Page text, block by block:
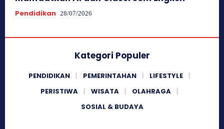
Pendidikan 28/07/2026
Kategori Populer
PENDIDIKAN PEMERINTAHAN
LIFESTYLE
PERISTIWA
WISATA
OLAHRAGA
SOSIAL & BUDAYA